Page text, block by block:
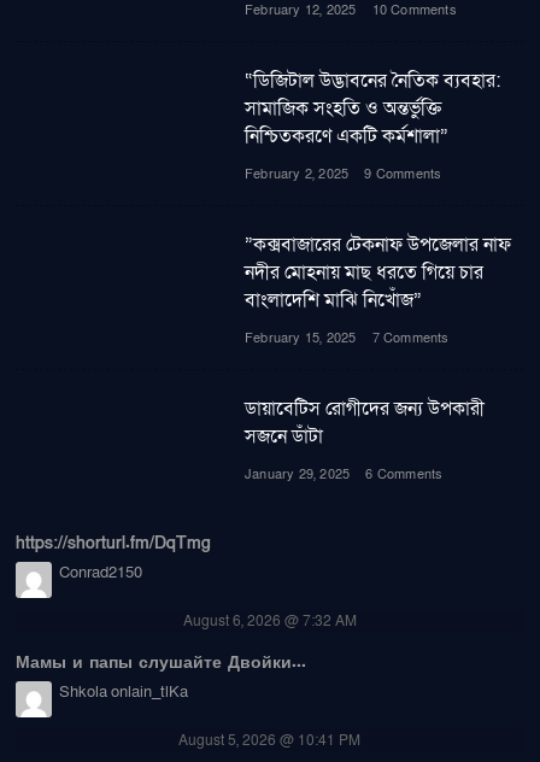
February 12, 2025 10 Comments
“ডিজিটাল উদ্ভাবনের নৈতিক ব্যবহার:
সামাজিক সংহতি ও অন্তর্ভুক্তি
নিশ্চিতকরণে একটি কর্মশালা”
February 2, 2025 9 Comments
”কক্সবাজারের টেকনাফ উপজেলার নাফ
নদীর মোহনায় মাছ ধরতে গিয়ে চার
বাংলাদেশি মাঝি নিখোঁজ”
February 15, 2025 7 Comments
ডায়াবেটিস রোগীদের জন্য উপকারী
সজনে ডাঁটা
January 29, 2025 6 Comments
https://shorturl.fm/DqTmg
Conrad2150
August 6, 2026 @ 7:32 AM
Мамы и папы слушайте Двойки...
Shkola onlain_tlKa
August 5, 2026 @ 10:41 PM